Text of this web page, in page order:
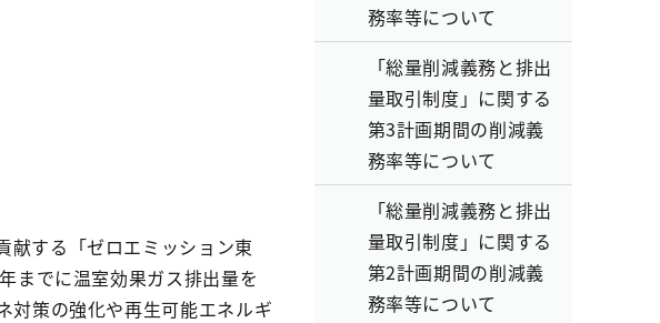
する「ゼロエミッション東
までに温室効果ガス排出量を
対策の強化や再生可能エネルギ
務率等について
「総量削減義務と排出
量取引制度」に関する
第3計画期間の削減義
務率等について
「総量削減義務と排出
量取引制度」に関する
第2計画期間の削減義
務率等について